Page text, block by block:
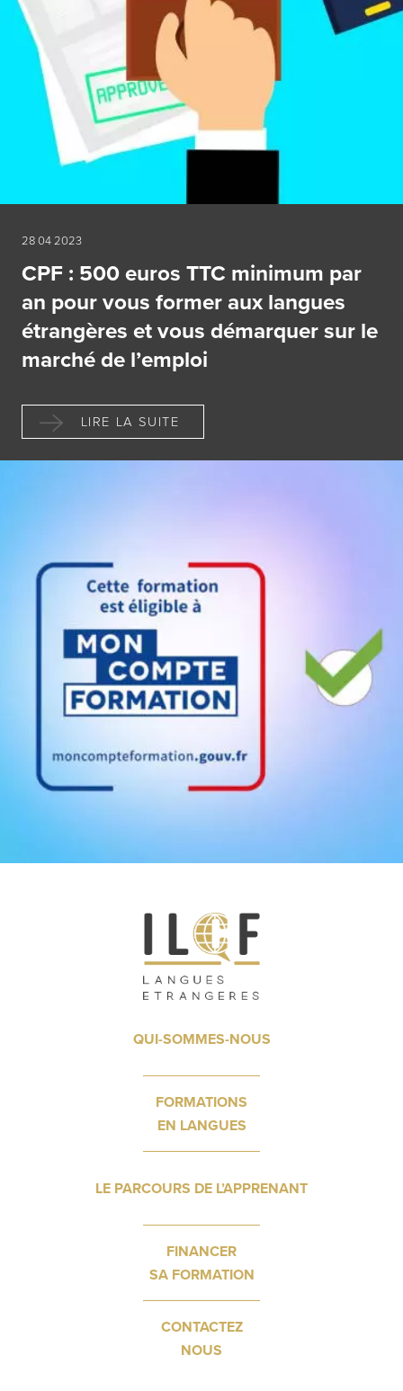
28 04 2023
CPF : 500 euros TTC minimum par
an pour vous former aux langues
étrangères et vous démarquer sur le
marché de l’emploi
LIRE LA SUITE
QUI-SOMMES-NOUS
FORMATIONS
EN LANGUES
LE PARCOURS DE L’APPRENANT
FINANCER
SA FORMATION
CONTACTEZ
NOUS